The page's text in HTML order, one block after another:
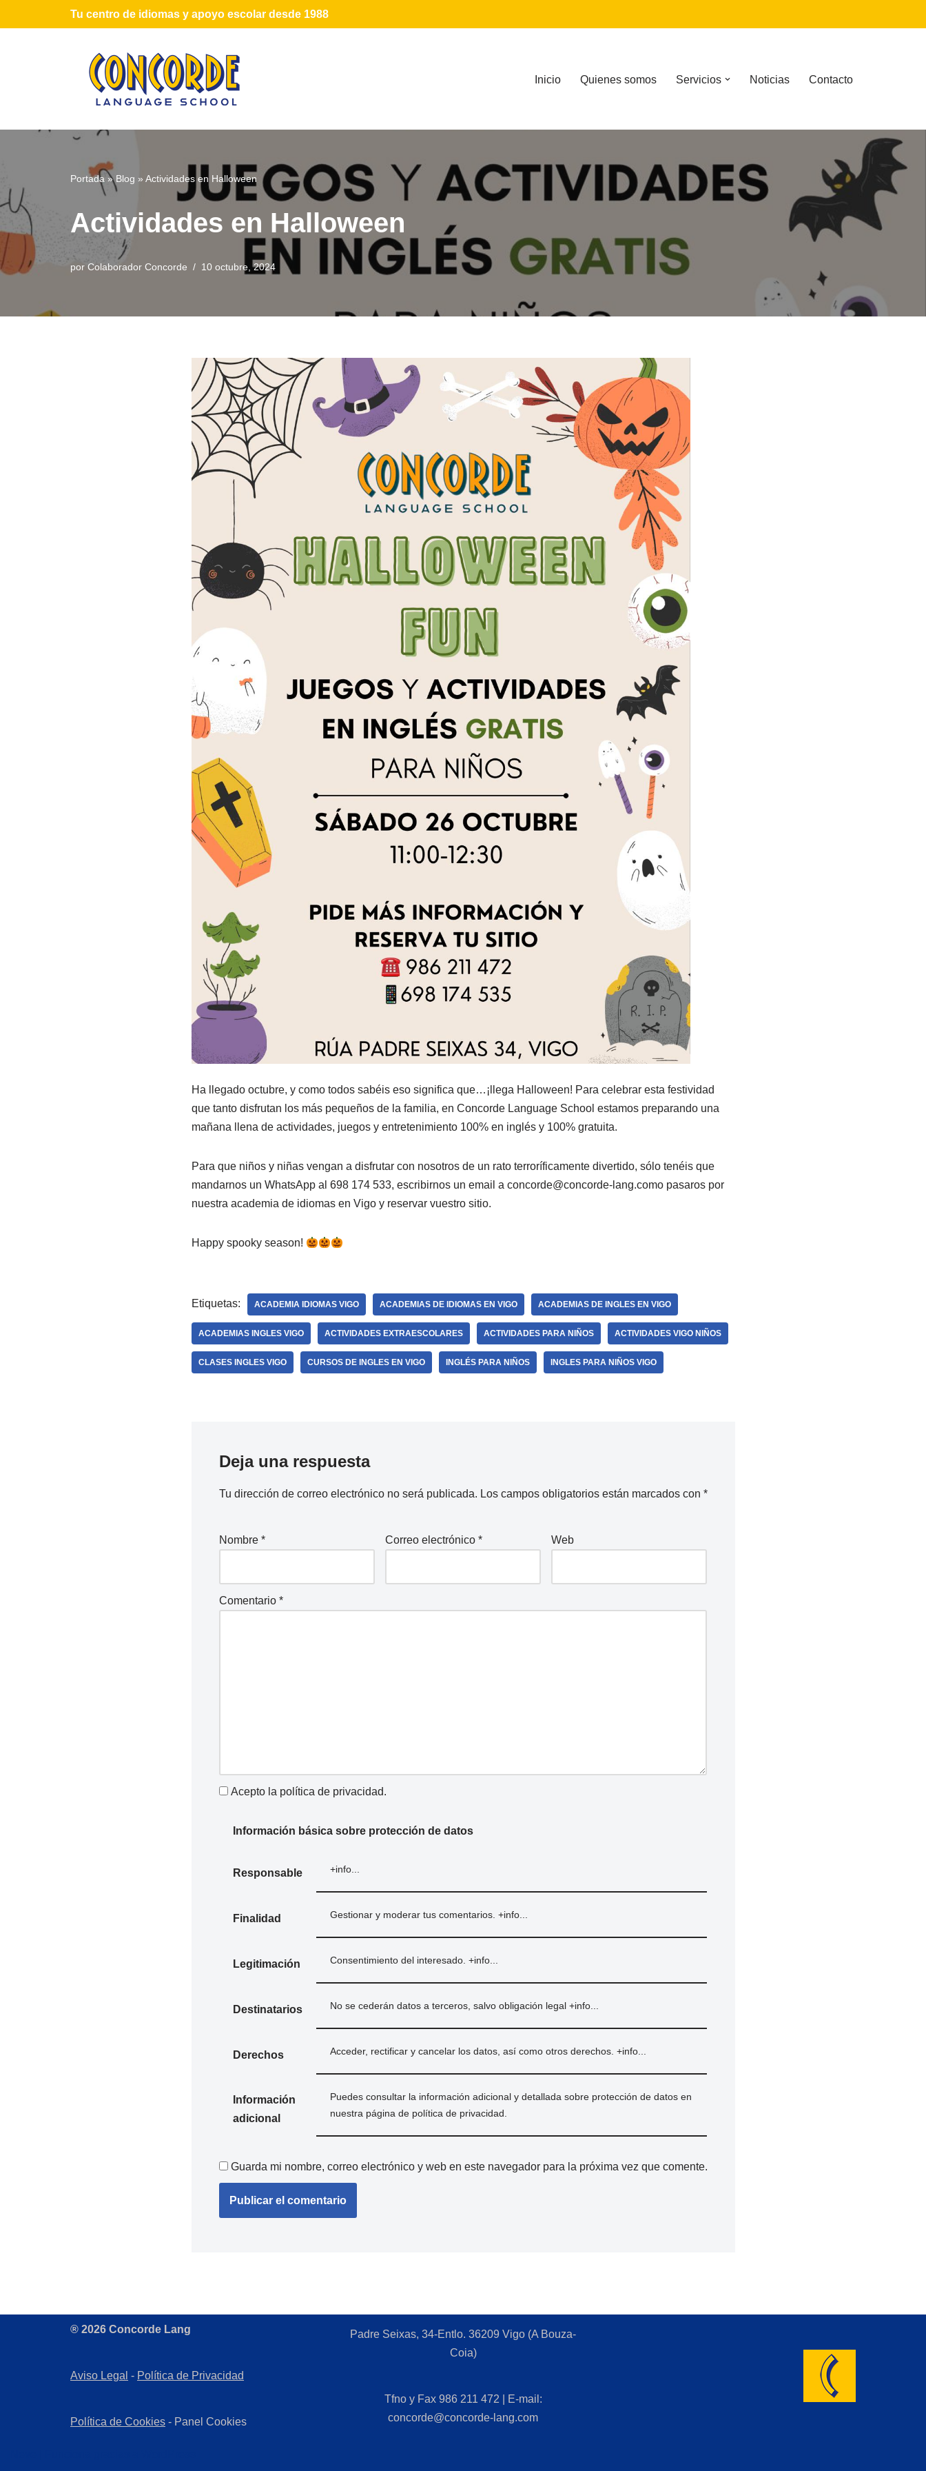
Tu centro de idiomas y apoyo escolar desde 1988
Inicio Quienes somos Servicios Noticias Contacto
Portada »Blog » Actividades en Halloween
Actividades en Halloween
por Colaborador Concorde 10 octubre, 2024
Ha llegado octubre, y como todos sabéis eso significa que…¡llega Halloween! Para celebrar esta festividad
que tanto disfrutan los más pequeños de la familia, en Concorde Language School estamos preparando una
mañana llena de actividades, juegos y entretenimiento 100% en inglés y 100% gratuita.
Para que niños y niñas vengan a disfrutar con nosotros de un rato terroríficamente divertido, sólo tenéis que
mandarnos un WhatsApp al 698 174 533, escribirnos un email a concorde@concorde-lang.como pasaros por
nuestra academia de idiomas en Vigo y reservar vuestro sitio.
Happy spooky season!
Etiquetas: ACADEMIA IDIOMAS VIGO ACADEMIAS DE IDIOMAS EN VIGO ACADEMIAS DE INGLES EN VIGO
ACADEMIAS INGLES VIGO ACTIVIDADES EXTRAESCOLARES ACTIVIDADES PARA NIÑOS ACTIVIDADES VIGO NIÑOS
CLASES INGLES VIGO CURSOS DE INGLES EN VIGO INGLÉS PARA NIÑOS INGLES PARA NIÑOS VIGO
Deja una respuesta
Tu dirección de correo electrónico no será publicada. Los campos obligatorios están marcados con *
Nombre * Correo electrónico * Web
Comentario *
Acepto la política de privacidad.
Información básica sobre protección de datos
Responsable +info...
Finalidad Gestionar y moderar tus comentarios. +info...
Legitimación Consentimiento del interesado. +info...
Destinatarios No se cederán datos a terceros, salvo obligación legal +info...
Derechos Acceder, rectificar y cancelar los datos, así como otros derechos. +info...
Información
adicional
Puedes consultar la información adicional y detallada sobre protección de datos en
nuestra página de política de privacidad.
Guarda mi nombre, correo electrónico y web en este navegador para la próxima vez que comente.
® 2026 Concorde Lang
Aviso Legal - Política de Privacidad
Política de Cookies - Panel Cookies
Padre Seixas, 34-Entlo. 36209 Vigo (A Bouza-
Coia)
Tfno y Fax 986 211 472 | E-mail:
concorde@concorde-lang.com